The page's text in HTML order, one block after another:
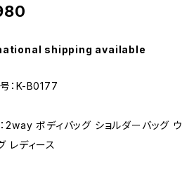
shipping available
：K-B0177
2way ボディバッグ ショルダーバッグ
レディース